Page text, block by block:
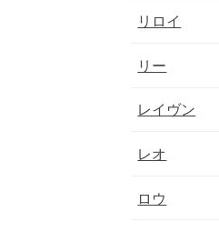
リロイ
リー
レイヴン
レオ
ロウ